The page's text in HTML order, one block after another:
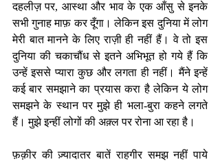
दहलीज़ पर, आस्था और भाव के एक आँसु से इनके
सभी गुनाह माफ़ कर दूँगा। लेकिन इस दुनिया में लोग
मेरी बात मानने के लिए राज़ी ही नहीं हैं। वे तो इस
दुनिया की चकाचौंध से इतने अभिभूत हो गये हैं कि
उन्हें इससे प्यारा कुछ और लगता ही नहीं। मैंने इन्हें
कई बार समझाने का प्रयास करा है लेकिन ये लोग
समझने के स्थान पर मुझे ही भला-बुरा कहने लगते
हैं। मुझे इन्हीं लोगों की अक़्ल पर रोना आ रहा है।
फ़क़ीर की ज़्यादातर बातें राहगीर समझ नहीं पाये